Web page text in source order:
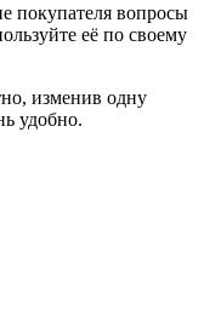
покупателя вопросы
её по своему
изменив одну
удобно.